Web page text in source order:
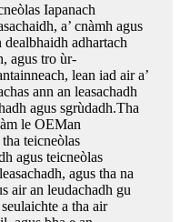
Iapanach
a’ cnàmh agus
dealbhaidh adhartach
agus tro ùr-
lean iad air a’
ann an leasachadh
agus sgrùdadh.Tha
le OEMan
teicneòlas
agus teicneòlas
agus tha na
air an leudachadh gu
a tha air